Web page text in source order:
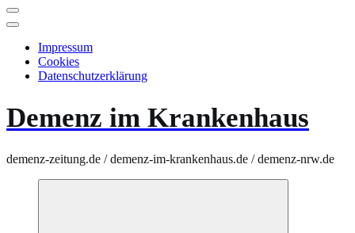
Impressum
Cookies
Datenschutzerklärung
Demenz im Krankenhaus
demenz-zeitung.de / demenz-im-krankenhaus.de / demenz-nrw.de